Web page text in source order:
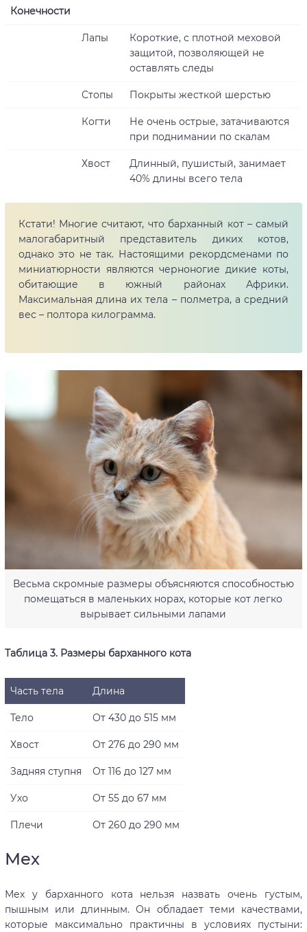
Конечности
Лапы
Короткие, с плотной меховой
защитой, позволяющей не
оставлять следы
Стопы Покрыты жесткой шерстью
Когти
Не очень острые, затачиваются
при поднимании по скалам
Хвост
Длинный, пушистый, занимает
40% длины всего тела
Кстати! Многие считают, что барханный кот – самый
малогабаритный представитель диких котов,
однако это не так. Настоящими рекордсменами по
миниатюрности являются черноногие дикие коты,
обитающие в южный районах Африки.
Максимальная длина их тела – полметра, а средний
вес – полтора килограмма.
Весьма скромные размеры объясняются способностью
помещаться в маленьких норах, которые кот легко
вырывает сильными лапами
Таблица 3. Размеры барханного кота
Часть тела Длина
Тело От 430 до 515 мм
Хвост От 276 до 290 мм
Задняя ступня От 116 до 127 мм
Ухо От 55 до 67 мм
Плечи От 260 до 290 мм
Мех
Мех у барханного кота нельзя назвать очень густым,
пышным или длинным. Он обладает теми качествами,
которые максимально практичны в условиях пустыни: